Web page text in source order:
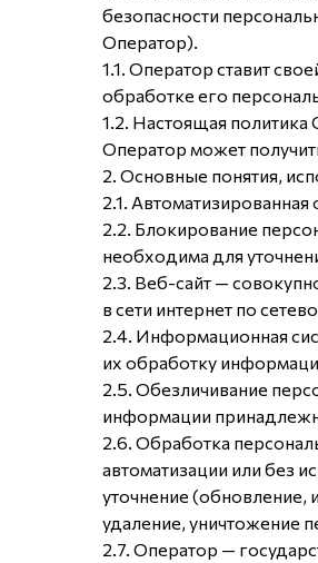
безопасности
Оператор).
1.1. Оператор ставит
обработке его
1.2. Настоящая
Оператор может
2. Основные понятия,
2.1.
2.2. Блокирование
необходима для
2.3. Веб-сайт —
в сети интернет по
2.4. Информационная
их обработку
2.5. Обезличивание
информации
2.6. Обработка
автоматизации или без
уточнение (обновление,
удаление, уничтожение
2.7. Оператор —